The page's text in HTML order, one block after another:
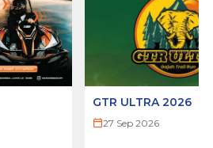
GTR ULTRA 2026
27 Sep 2026